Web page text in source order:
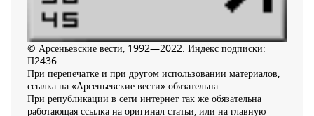
© Арсеньевские вести, 1992—2022. Индекс подписки:
П2436
При перепечатке и при другом использовании материалов,
ссылка на «Арсеньевские вести» обязательна.
При републикации в сети интернет так же обязательна
работающая ссылка на оригинал статьи, или на главную